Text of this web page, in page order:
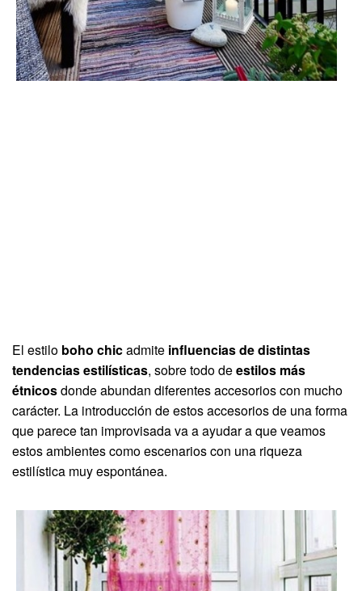
El estilo boho chicadmite influencias de distintas
tendencias estilísticas, sobre todo deestilos más
étnicosdonde abundan diferentes accesorios con mucho
carácter. La introducción de estos accesorios de una forma
que parece tan improvisada va a ayudar a que veamos
estos ambientes como escenarios con una riqueza
estilística muy espontánea.